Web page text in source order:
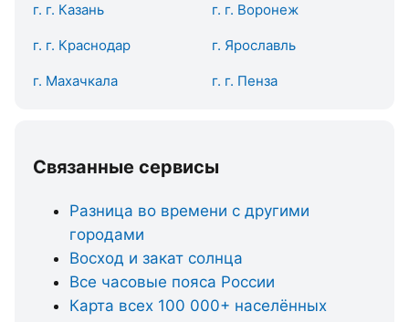
г. г. Казань г. г. Воронеж
г. г. Краснодар г. Ярославль
г. Махачкала г. г. Пенза
Связанные сервисы
Разница во времени с другими
городами
Восход и закат солнца
Все часовые пояса России
Карта всех 100 000+ населённых